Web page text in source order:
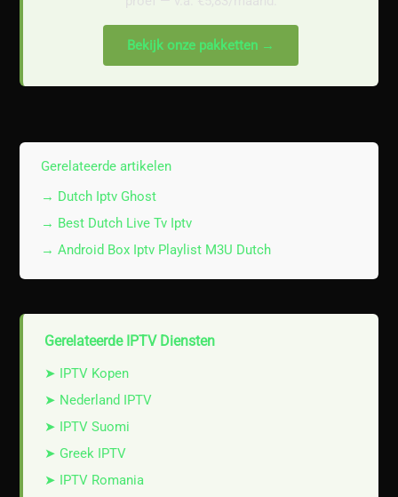
Bekijk onze pakketten →
Gerelateerde artikelen
→ Dutch Iptv Ghost
→ Best Dutch Live Tv Iptv
→ Android Box Iptv Playlist M3U Dutch
Gerelateerde IPTV Diensten
➤ IPTV Kopen
➤ Nederland IPTV
➤ IPTV Suomi
➤ Greek IPTV
➤ IPTV Romania